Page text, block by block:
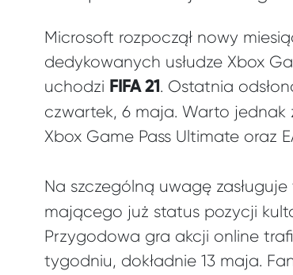
Microsoft rozpoczął nowy
dedykowanych usłudze Xbox
uchodzi FIFA 21 . Ostatnia
czwartek, 6 maja. Warto jednak
Xbox Game Pass Ultimate oraz
Na szczególną uwagę
mającego już status pozycji
Przygodowa gra akcji online
tygodniu, dokładnie 13 maja.